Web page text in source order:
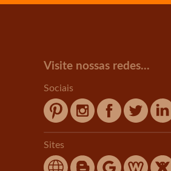
Visite nossas redes...
Sociais
Sites